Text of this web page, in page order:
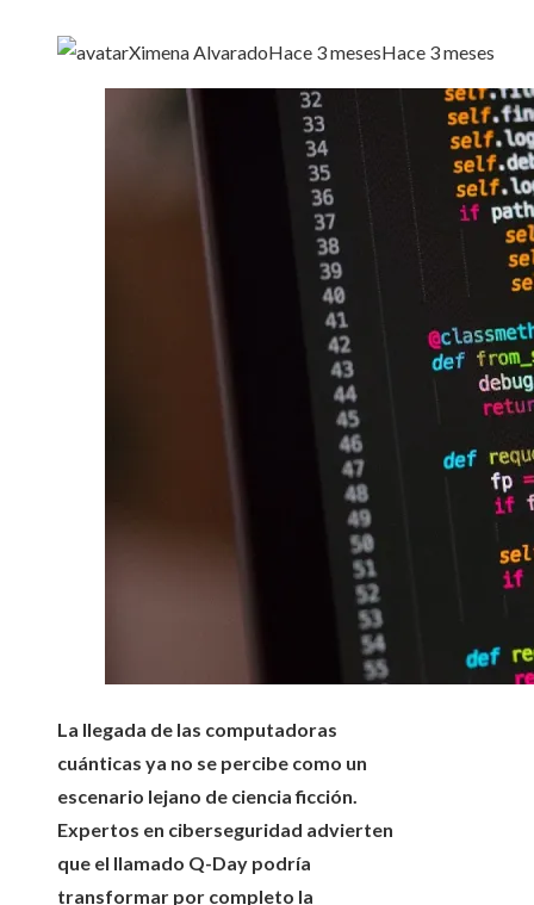
Ximena AlvaradoHace 3 mesesHace 3 meses
La llegada de las computadoras
cuánticas ya no se percibe como un
escenario lejano de ciencia ficción.
Expertos en ciberseguridad advierten
que el llamado Q-Day podría
transformar por completo la